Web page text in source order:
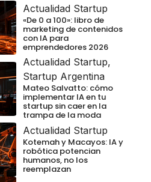
Actualidad Startup
«De 0 a 100»: libro de
marketing de contenidos
con IA para
emprendedores 2026
Actualidad Startup,
Startup Argentina
Mateo Salvatto: cómo
implementar IA en tu
startup sin caer en la
trampa de la moda
Actualidad Startup
Kotemah y Macayos: IA y
robótica potencian
humanos, no los
reemplazan